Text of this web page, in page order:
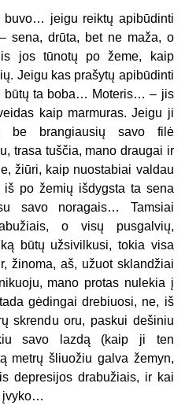
buvo… jeigu reiktų apibūdinti
sena, drūta, bet ne maža, o
jos tūnotų po žeme, kaip
Jeigu kas prašytų apibūdinti
būtų ta boba… Moteris… – jis
kaip marmuras. Jeigu ji
be brangiausių savo filė
trasa tuščia, mano draugai ir
žiūri, kaip nuostabiai valdau
po žemių išdygsta ta sena
savo noragais… Tamsiai
o visų pusgalvių,
būtų užsivilkusi, tokia visa
žinoma, aš, užuot sklandžiai
mano protas nulekia į
gėdingai drebiuosi, ne, iš
skrendu oru, paskui dešiniu
savo lazdą (kaip ji ten
metrų šliuožiu galva žemyn,
depresijos drabužiais, ir kai
įvyko…